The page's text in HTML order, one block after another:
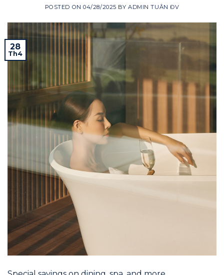
POSTED ON04/28/2025 BYADMIN TUÂN ĐV
28
Th4